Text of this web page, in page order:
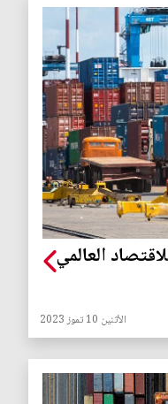
العالمي
الأثنين 10 تموز 2023